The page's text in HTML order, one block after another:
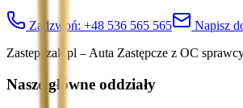
Zadzwoń: +48 536 565 565
Napisz
Zastepczak.pl – Auta Zastępcze z OC
Nasze główne oddziały